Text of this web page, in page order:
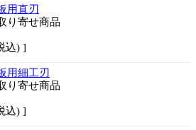
用直刃
り寄せ商品
込) ]
用細工刃
り寄せ商品
込) ]